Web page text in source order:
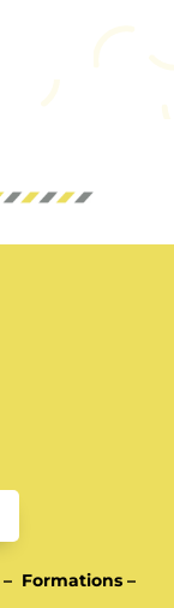
– Formations –